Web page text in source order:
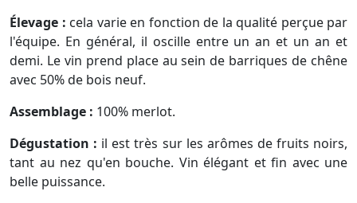
Élevage : cela varie en fonction de la qualité perçue par
l'équipe. En général, il oscille entre un an et un an et
demi. Le vin prend place au sein de barriques de chêne
avec 50% de bois neuf.
Assemblage : 100% merlot.
Dégustation : il est très sur les arômes de fruits noirs,
tant au nez qu'en bouche. Vin élégant et fin avec une
belle puissance.